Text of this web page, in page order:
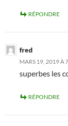
RÉPONDRE
fred
MARS 19, 2019 À
superbes les
RÉPONDRE